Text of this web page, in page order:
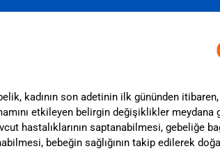
kadının son adetinin ilk gününden
etkileyen belirgin değişiklikler
hastalıklarının saptanabilmesi, gebeliğe
bebeğin sağlığının takip edilerek